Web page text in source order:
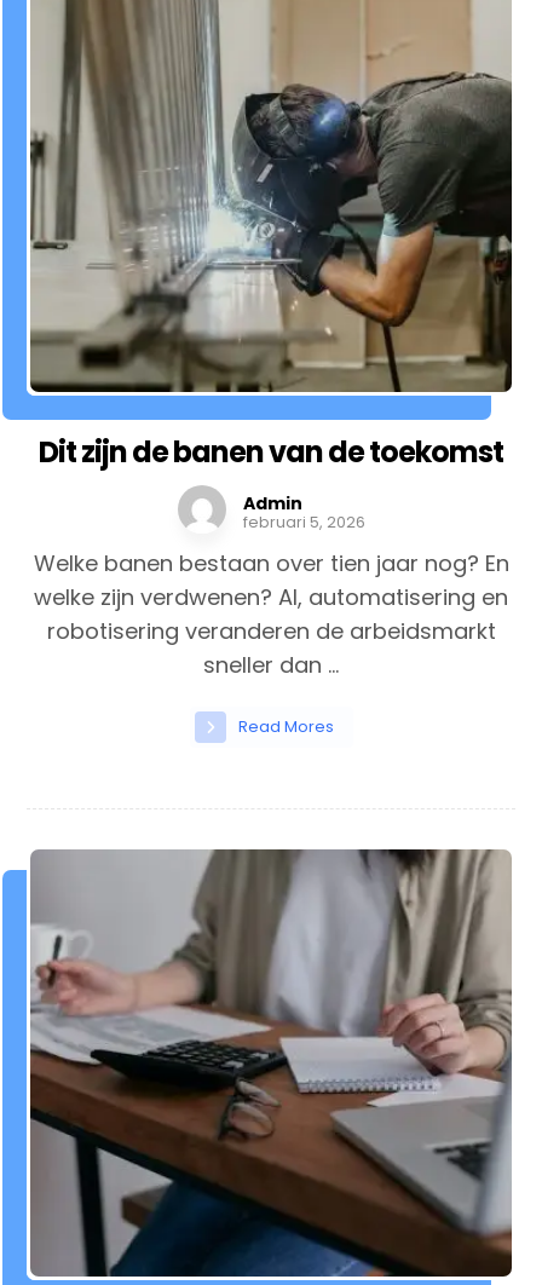
Dit zijn de banen van de toekomst
Admin
februari 5, 2026
Welke banen bestaan over tien jaar nog? En
welke zijn verdwenen? AI, automatisering en
robotisering veranderen de arbeidsmarkt
sneller dan ...
Read Mores